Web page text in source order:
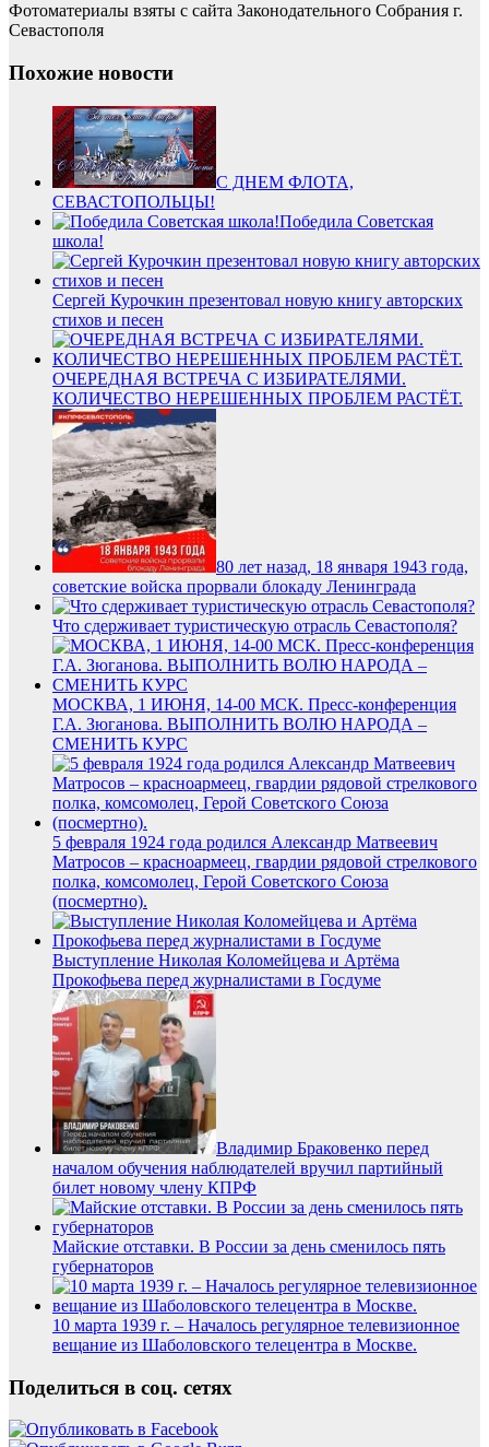
Фотоматериалы взяты с сайта Законодательного Собрания г.
Севастополя
Похожие новости
С ДНЕМ ФЛОТА,
СЕВАСТОПОЛЬЦЫ!
Победила Советская
школа!
Сергей Курочкин презентовал новую книгу авторских
стихов и песен
ОЧЕРЕДНАЯ ВСТРЕЧА С ИЗБИРАТЕЛЯМИ.
КОЛИЧЕСТВО НЕРЕШЕННЫХ ПРОБЛЕМ РАСТЁТ.
80 лет назад, 18 января 1943 года,
советские войска прорвали блокаду Ленинграда
Что сдерживает туристическую отрасль Севастополя?
МОСКВА, 1 ИЮНЯ, 14-00 МСК. Пресс-конференция
Г.А. Зюганова. ВЫПОЛНИТЬ ВОЛЮ НАРОДА –
СМЕНИТЬ КУРС
5 февраля 1924 года родился Александр Матвеевич
Матросов – красноармеец, гвардии рядовой стрелкового
полка, комсомолец, Герой Советского Союза
(посмертно).
Выступление Николая Коломейцева и Артёма
Прокофьева перед журналистами в Госдуме
Владимир Браковенко перед
началом обучения наблюдателей вручил партийный
билет новому члену КПРФ
Майские отставки. В России за день сменилось пять
губернаторов
10 марта 1939 г. – Началось регулярное телевизионное
вещание из Шаболовского телецентра в Москве.
Поделиться в соц. сетях